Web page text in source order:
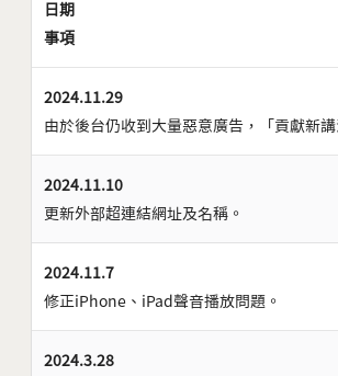
日期
事項
2024.11.29
由於後台仍收到大量惡意廣告，「貢獻新
2024.11.10
更新外部超連結網址及名稱。
2024.11.7
修正iPhone、iPad聲音播放問題。
2024.3.28